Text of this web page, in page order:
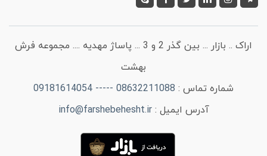
اراک .. بازار ... بین گذر 2 و 3 ... پاساژ مهدیه .... مجموعه فرش
بهشت
شماره تماس : 08632211088 ----- 09181614054
آدرس ایمیل :info@farshebehesht.ir